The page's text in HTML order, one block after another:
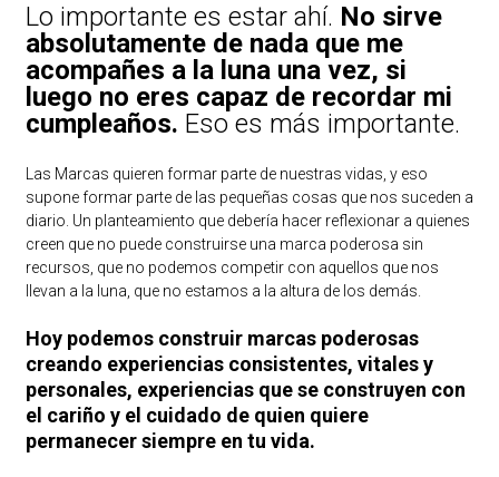
Lo importante es estar ahí. No sirve
absolutamente de nada que me
acompañes a la luna una vez, si
luego no eres capaz de recordar mi
cumpleaños. Eso es más importante.
Las Marcas quieren formar parte de nuestras vidas, y eso
supone formar parte de las pequeñas cosas que nos suceden a
diario. Un planteamiento que debería hacer reflexionar a quienes
creen que no puede construirse una marca poderosa sin
recursos, que no podemos competir con aquellos que nos
llevan a la luna, que no estamos a la altura de los demás.
Hoy podemos construir marcas poderosas
creando experiencias consistentes, vitales y
personales, experiencias que se construyen con
el cariño y el cuidado de quien quiere
permanecer siempre en tu vida.